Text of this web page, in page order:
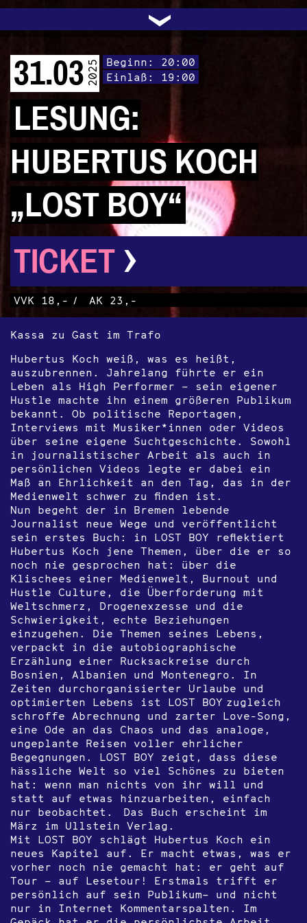
PROGRAMM
ARCHIV
AUDIO|VIDEO
LICHTBLICKE
TRANSIT
OFFENE TÜR
FACEBOOK
INSTAGRAM
KONTAKT
TRAFO
UNTERSTÜTZEN
POLITIK
›
LESUNG:
HUBERTUS KOCH
„LOST BOY“
TICKET ›
VVK 18,- / AK 23,-
Beginn: 20:00
Einlaß: 19:00
31.032025
Kassa zu Gast im Trafo
Hubertus Koch weiß, was es heißt,
auszubrennen. Jahrelang führte er ein
Leben als High Performer – sein eigener
Hustle machte ihn einem größeren Publikum
bekannt. Ob politische Reportagen,
Interviews mit Musiker*innen oder Videos
über seine eigene Suchtgeschichte. Sowohl
in journalistischer Arbeit als auch in
persönlichen Videos legte er dabei ein
Maß an Ehrlichkeit an den Tag, das in der
Medienwelt schwer zu finden ist.
Nun begeht der in Bremen lebende
Journalist neue Wege und veröffentlicht
sein erstes Buch: in LOST BOY reflektiert
Hubertus Koch jene Themen, über die er so
noch nie gesprochen hat: über die
Klischees einer Medienwelt, Burnout und
Hustle Culture, die Überforderung mit
Weltschmerz, Drogenexzesse und die
Schwierigkeit, echte Beziehungen
einzugehen. Die Themen seines Lebens,
verpackt in die autobiographische
Erzählung einer Rucksackreise durch
Bosnien, Albanien und Montenegro. In
Zeiten durchorganisierter Urlaube und
optimierten Lebens ist LOST BOY zugleich
schroffe Abrechnung und zarter Love-Song,
eine Ode an das Chaos und das analoge,
ungeplante Reisen voller ehrlicher
Begegnungen. LOST BOY zeigt, dass diese
hässliche Welt so viel Schönes zu bieten
hat: wenn man nichts von ihr will und
statt auf etwas hinzuarbeiten, einfach
nur beobachtet. Das Buch erscheint im
März im Ullstein Verlag.
Mit LOST BOY schlägt Hubertus Koch ein
neues Kapitel auf. Er macht etwas, was er
vorher noch nie gemacht hat: er geht auf
Tour – auf Lesetour! Erstmals trifft er
persönlich auf sein Publikum– und nicht
nur in Internet Kommentarspalten. Im